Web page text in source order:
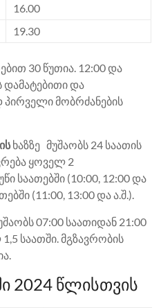
16.00
19.30
30 წუთია. 12:00 და
დამატებითი და
მობრძანების
ხაზზე მუშაობს 24 საათის
ყოველ 2
საათებში (10:00, 12:00 და
(11:00, 13:00 და ა.შ.).
07:00 საათიდან 21:00
საათში. მგზავრობის
2024 წლისთვის